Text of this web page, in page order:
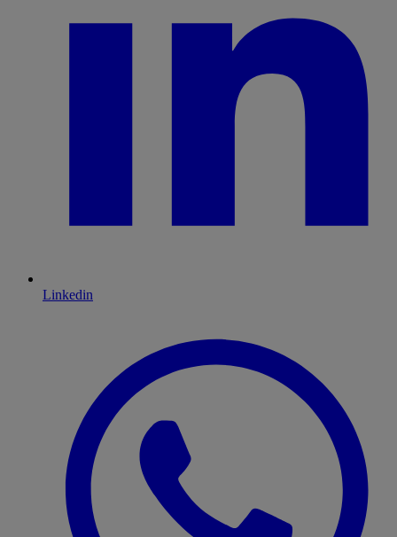
Linkedin